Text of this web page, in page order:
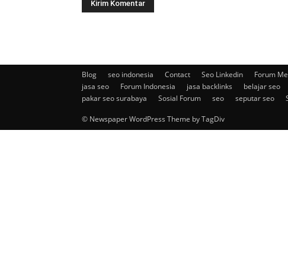
Blog seo indonesia Contact Seo Linkedin Forum
jasa seo
Forum Indonesia jasa backlinks belajar seo
pakar seo surabaya
Sosial Forum seo seputar seo
© Newspaper WordPress Theme by TagDiv